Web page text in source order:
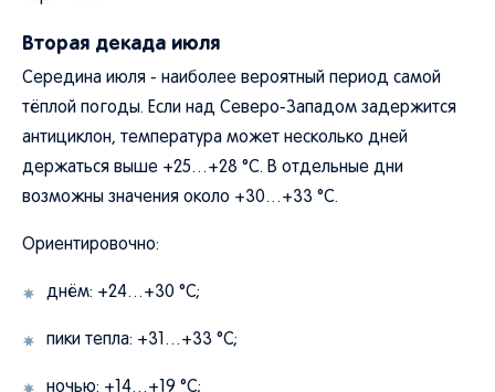
Вторая декада июля
Середина июля - наиболее вероятный период самой
тёплой погоды. Если над Северо-Западом задержится
антициклон, температура может несколько дней
держаться выше +25…+28 °C. В отдельные дни
возможны значения около +30…+33 °C.
Ориентировочно:
днём: +24…+30 °C;
пики тепла: +31…+33 °C;
ночью: +14…+19 °C;